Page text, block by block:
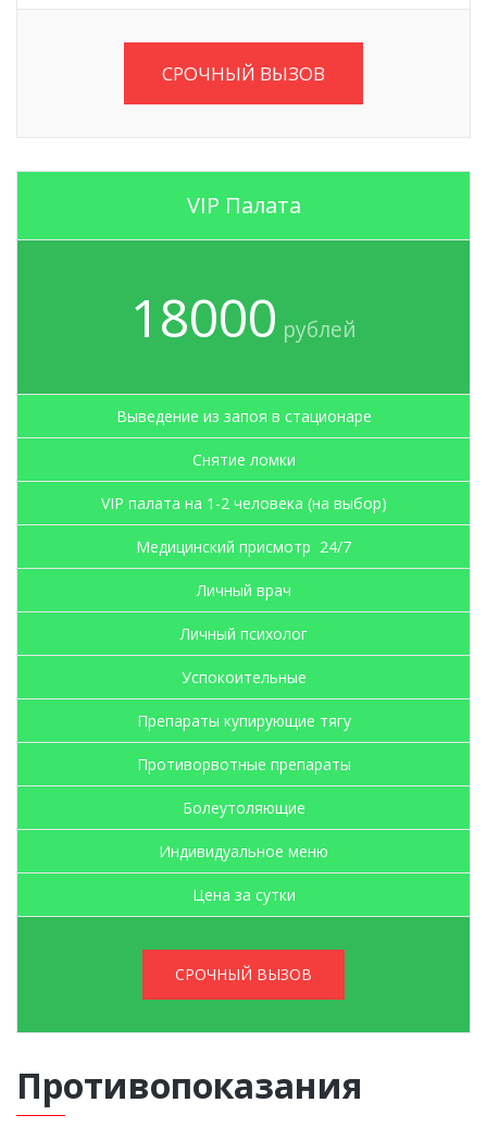
СРОЧНЫЙ ВЫЗОВ
VIP Палата
18000 рублей
Выведение из запоя в стационаре
Снятие ломки
VIP палата на 1-2 человека (на выбор)
Медицинский присмотр 24/7
Личный врач
Личный психолог
Успокоительные
Препараты купирующие тягу
Противорвотные препараты
Болеутоляющие
Индивидуальное меню
Цена за сутки
СРОЧНЫЙ ВЫЗОВ
Противопоказания